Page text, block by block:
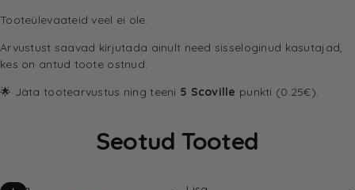
Tooteülevaateid veel ei ole.
Arvustust saavad kirjutada ainult need sisseloginud kasutajad,
kes on antud toote ostnud.
🌟 Jäta tootearvustus ning teeni 5 Scoville punkti (0.25€).
Seotud Tooted